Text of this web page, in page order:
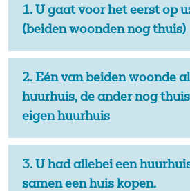
1. U gaat voor het eerst op
(beiden woonden nog thuis)
2. Eén van beiden woonde
huurhuis, de ander nog
eigen huurhuis
3. U had allebei een
samen een huis kopen.